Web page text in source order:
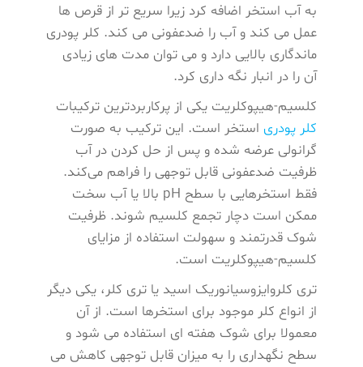
به آب استخر اضافه کرد زیرا سریع ‌تر از قرص ‌ها
عمل می‌ کند و آب را ضدعفونی می کند. کلر پودری
ماندگاری بالایی دارد و می توان مدت های زیادی
آن را در انبار نگه داری کرد.
کلسیم-هیپوکلریت یکی از پرکاربردترین ترکیبات
کلر پودری استخر است. این ترکیب به صورت
گرانولی عرضه شده و پس از حل کردن در آب
ظرفیت ضدعفونی قابل توجهی را فراهم می‌کند.
فقط استخرهایی با سطح pH بالا یا آب سخت
ممکن است دچار تجمع کلسیم شوند. ظرفیت
شوک قدرتمند و سهولت استفاده از مزایای
کلسیم-هیپوکلریت است.
تری کلروایزوسیانوریک اسید یا تری کلر، یکی دیگر
از انواع کلر موجود برای استخرها است. از آن
معمولا برای شوک هفته ای استفاده می شود و
سطح نگهداری را به میزان قابل توجهی کاهش می‌